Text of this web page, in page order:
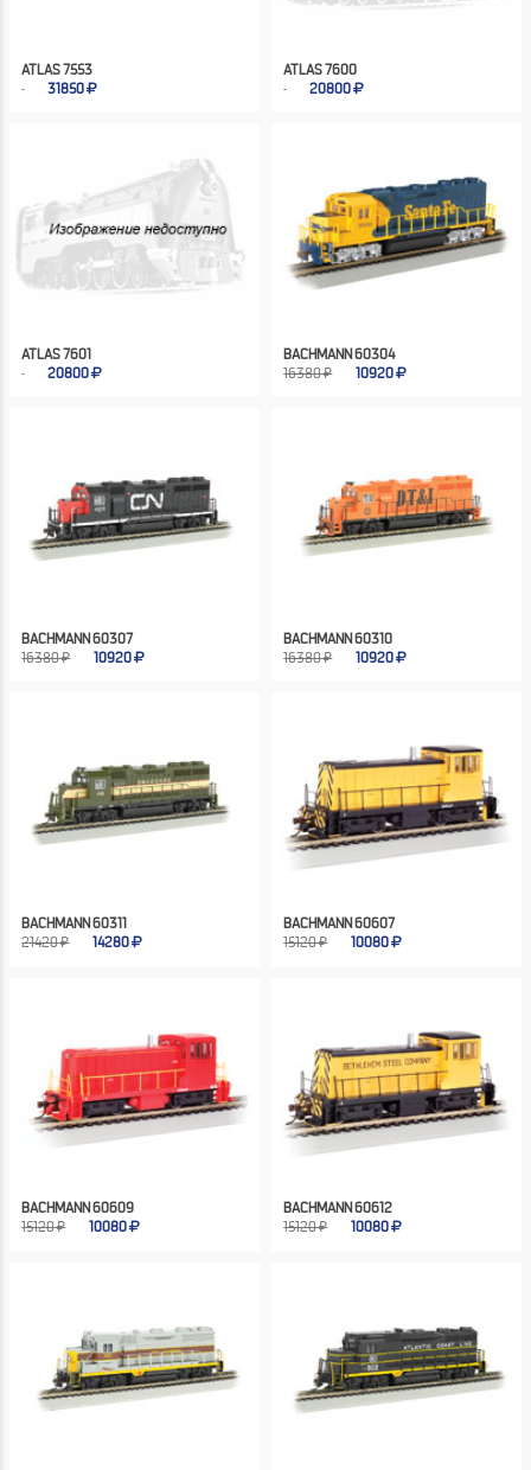
ATLAS 7553
31850
ATLAS 7600
20800
ATLAS 7601
20800
BACHMANN 60304
16380 ₽
10920
BACHMANN 60307
16380 ₽
10920
BACHMANN 60310
16380 ₽
10920
BACHMANN 60311
21420 ₽
14280
BACHMANN 60607
15120 ₽
10080
BACHMANN 60609
15120 ₽
10080
BACHMANN 60612
15120 ₽
10080